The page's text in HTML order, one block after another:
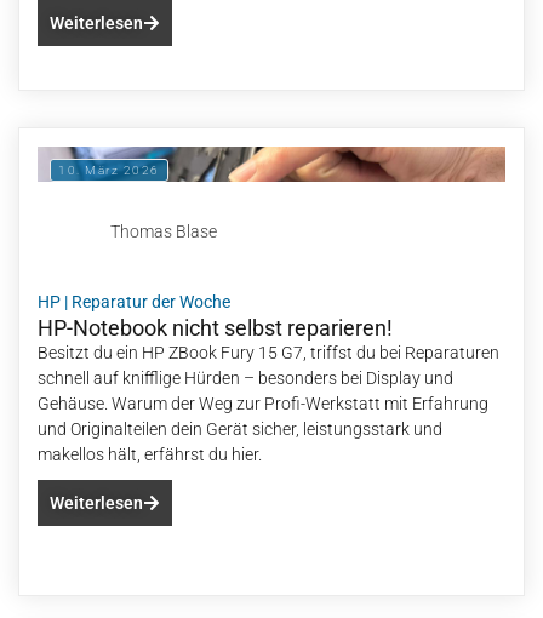
Weiterlesen
10. März 2026
Thomas Blase
HP | Reparatur der Woche
HP-Notebook nicht selbst reparieren!
Besitzt du ein HP ZBook Fury 15 G7, triffst du bei Reparaturen
schnell auf knifflige Hürden – besonders bei Display und
Gehäuse. Warum der Weg zur Profi-Werkstatt mit Erfahrung
und Originalteilen dein Gerät sicher, leistungsstark und
makellos hält, erfährst du hier.
Weiterlesen